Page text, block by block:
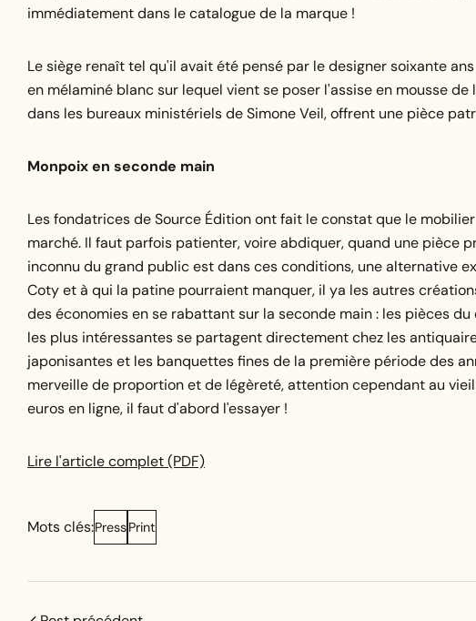
immédiatement dans le catalogue de la marque !
Le siège renaît tel qu'il avait été pensé par le designer soixante
en mélaminé blanc sur lequel vient se poser l'assise en mousse
dans les bureaux ministériels de Simone Veil, offrent une pièce
Monpoix en seconde main
Les fondatrices de Source Édition ont fait le constat que le
marché. Il faut parfois patienter, voire abdiquer, quand une pièce
inconnu du grand public est dans ces conditions, une alternative
Coty et à qui la patine pourraient manquer, il ya les autres
des économies en se rabattant sur la seconde main : les pièces
les plus intéressantes se partagent directement chez les
japonisantes et les banquettes fines de la première période des
merveille de proportion et de légèreté, attention cependant au
euros en ligne, il faut d'abord l'essayer !
Lire l'article complet (PDF)
Mots clés:PressPrint